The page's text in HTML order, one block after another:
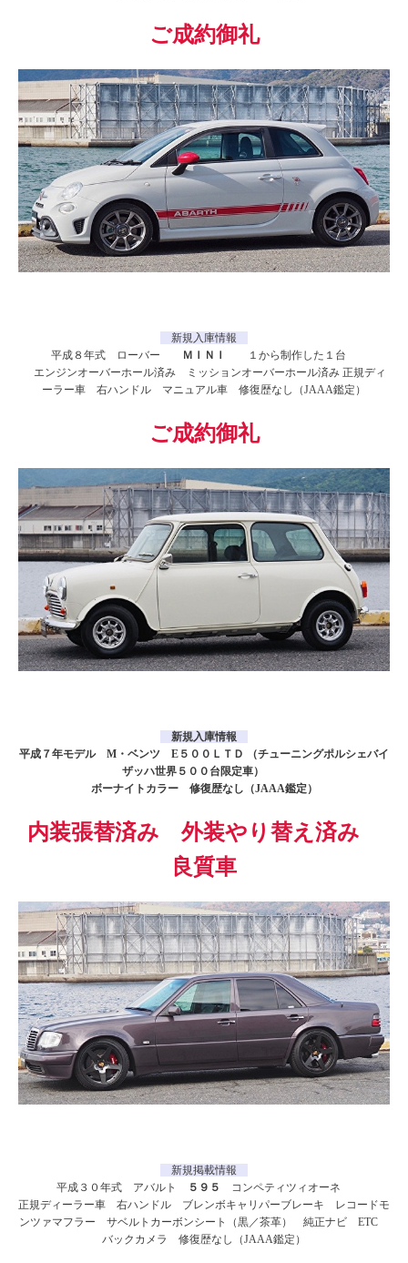
ご成約御礼
新規入庫情報
平成８年式 ローバー
ＭＩＮＩ
１から制作した１台
エンジンオーバーホール済み ミッションオーバーホール済み 正規ディ
ーラー車 右ハンドル マニュアル車 修復歴なし（JAAA鑑定）
ご成約御礼
新規入庫情報
平成７年モデル M・ベンツ E５００ＬＴＤ （チューニングポルシェバイ
ザッハ世界５００台限定車）
ボーナイトカラー 修復歴なし（JAAA鑑定）
内装張替済み 外装やり替え済み
良質車
新規掲載情報
平成３０年式 アバルト
５９５ コンペティツィオーネ
正規ディーラー車 右ハンドル ブレンボキャリパーブレーキ レコードモ
ンツァマフラー サベルトカーボンシート（黒／茶革） 純正ナビ ETC
バックカメラ 修復歴なし（JAAA鑑定）